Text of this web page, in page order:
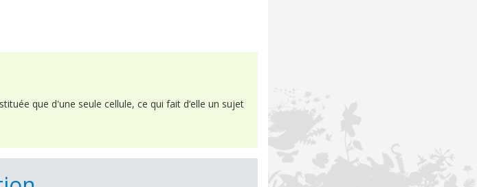
que d'une seule cellule, ce qui fait d’elle un sujet